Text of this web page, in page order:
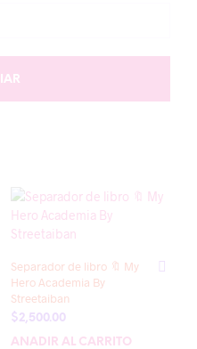
Separador de libro 🔖 My
Hero Academia By
Streetaiban
$2,500.00
AÑADIR AL CARRITO